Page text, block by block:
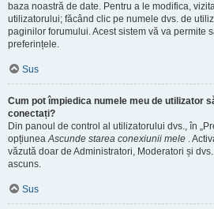
baza noastră de date. Pentru a le modifica,
utilizatorului; făcând clic pe numele dvs. de
paginilor forumului. Acest sistem vă va permite
preferințele.
Sus
Cum pot împiedica numele meu de utilizator
conectați?
Din panoul de control al utilizatorului dvs., în
opțiuneaAscunde starea conexiunii mele .
văzută doar de Administratori, Moderatori și
ascuns.
Sus